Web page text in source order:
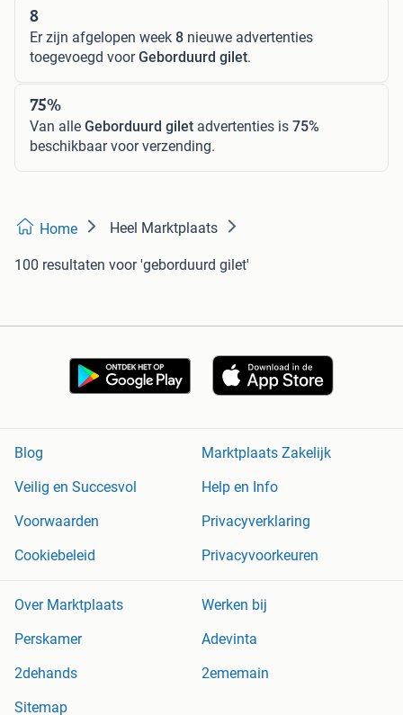
8
Er zijn afgelopen week 8 nieuwe advertenties
toegevoegd voorGeborduurd gilet.
75%
Van alle Geborduurd gilet advertenties is 75%
beschikbaar voor verzending.
Home Heel Marktplaats
100 resultaten voor 'geborduurd gilet'
Blog
Marktplaats Zakelijk
Veilig en Succesvol
Help en Info
Voorwaarden
Privacyverklaring
Cookiebeleid
Privacyvoorkeuren
Over Marktplaats
Werken bij
Perskamer
Adevinta
2dehands
2ememain
Sitemap